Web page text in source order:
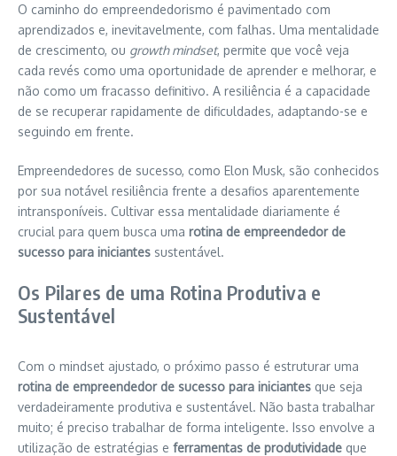
O caminho do empreendedorismo é pavimentado com
aprendizados e, inevitavelmente, com falhas. Uma mentalidade
de crescimento, ou growth mindset, permite que você veja
cada revés como uma oportunidade de aprender e melhorar, e
não como um fracasso definitivo. A resiliência é a capacidade
de se recuperar rapidamente de dificuldades, adaptando-se e
seguindo em frente.
Empreendedores de sucesso, como Elon Musk, são conhecidos
por sua notável resiliência frente a desafios aparentemente
intransponíveis. Cultivar essa mentalidade diariamente é
crucial para quem busca uma rotina de empreendedor de
sucesso para iniciantes sustentável.
Os Pilares de uma Rotina Produtiva e
Sustentável
Com o mindset ajustado, o próximo passo é estruturar uma
rotina de empreendedor de sucesso para iniciantes que seja
verdadeiramente produtiva e sustentável. Não basta trabalhar
muito; é preciso trabalhar de forma inteligente. Isso envolve a
utilização de estratégias e ferramentas de produtividade que